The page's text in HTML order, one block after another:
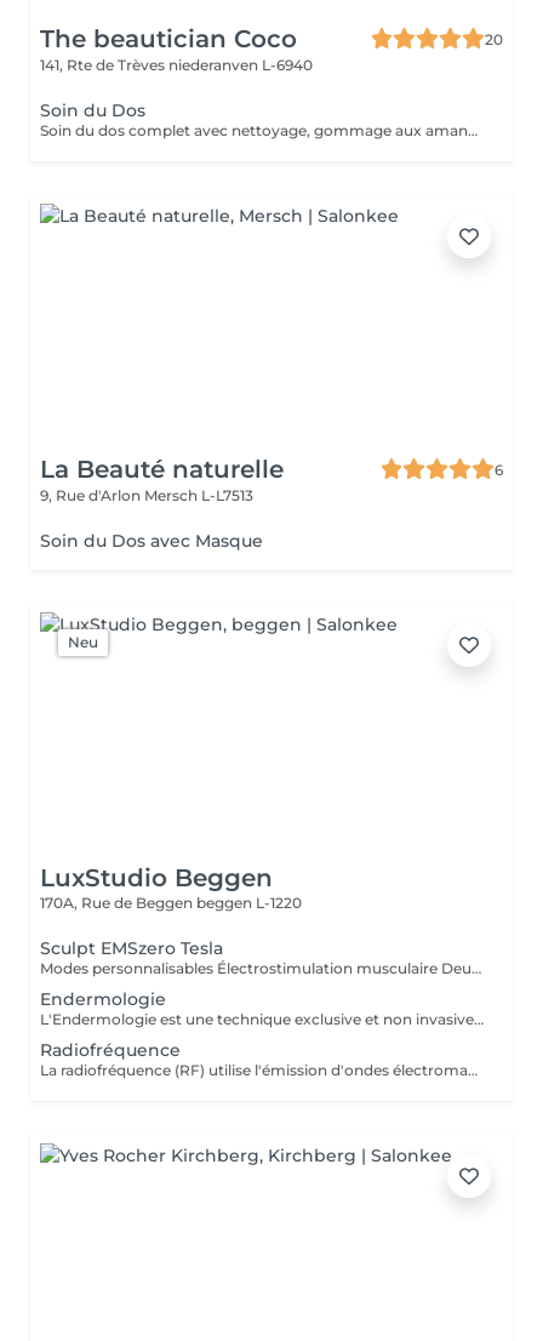
The beautician Coco
20
141, Rte de Trèves niederanven L-6940
Soin du Dos
Soin du dos complet avec nettoyage, gommage aux amandes, extraction des petits points noir, massage relaxant et masque détox.
La Beauté naturelle
6
9, Rue d'Arlon Mersch L-L7513
Soin du Dos avec Masque
Neu
LuxStudio Beggen
170A, Rue de Beggen beggen L-1220
Sculpt EMSzero Tesla
Modes personnalisables Électrostimulation musculaire Deux poignées indépendantes : contrôlez la puissance indépendamment, permettant des entraînements synchronisés ou individualisés Sûr et non invasif : notre machine est exempte de courant, d'hyperthermie, de rayonnement et ne nécessite aucune période de récupération. Brûlage de graisse et développement musculaire sans effort Gain de temps et d'efforts : seulement 30 minutes d'utilisation équivalent à 30 000 contractions musculaires, l'équivalent d'innombrables rouleaux de ventre ou squats.
Endermologie
L'Endermologie est une technique exclusive et non invasive qui permet de remodeler votre silhouette, de lisser la cellulite et d'améliorer globalement la tonicité de la peau.
Radiofréquence
La radiofréquence (RF) utilise l'émission d'ondes électromagnétiques à très haute fréquence, pour cibler la peau. La technologie RF permet ainsi de raffermir sa peau et de réduire des tissus graisseux, afin de redessiner des contours touchés par un affaissement cutané et un relâchement de la peau.